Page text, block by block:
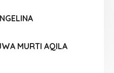
MURTI AQILA